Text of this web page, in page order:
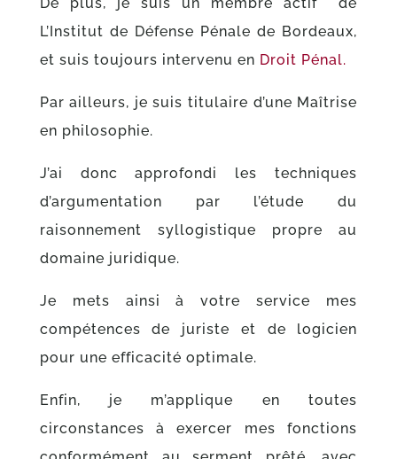
L’Institut de Défense Pénale de Bordeaux,
et suis toujours intervenu en Droit Pénal.
Par ailleurs, je suis titulaire d’une Maîtrise
en philosophie.
J’ai donc approfondi les techniques
d’argumentation par l’étude du
raisonnement syllogistique propre au
domaine juridique.
Je mets ainsi à votre service mes
compétences de juriste et de logicien
pour une efficacité optimale.
Enfin, je m’applique en toutes
circonstances à exercer mes fonctions